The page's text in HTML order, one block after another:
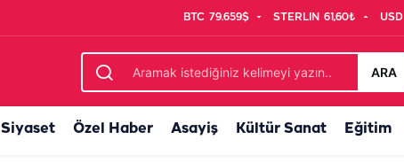
BTC 79.659$ STERLIN 61,60₺ USD
ARA
Siyaset Özel Haber Asayiş Kültür Sanat Eğitim
Gıda denetimlerinde temmuz ayı bilançosu: 107 bin denetim, 250 milyon...